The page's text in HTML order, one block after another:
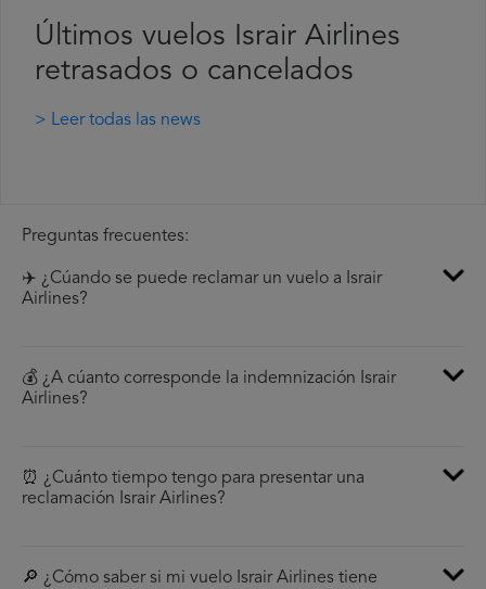
Últimos vuelos Israir Airlines
retrasados o cancelados
> Leer todas las news
Preguntas frecuentes:
✈️ ¿Cúando se puede reclamar un vuelo a Israir
Airlines?
💰 ¿A cúanto corresponde la indemnización Israir
Airlines?
⏰ ¿Cuánto tiempo tengo para presentar una
reclamación Israir Airlines?
🔎 ¿Cómo saber si mi vuelo Israir Airlines tiene